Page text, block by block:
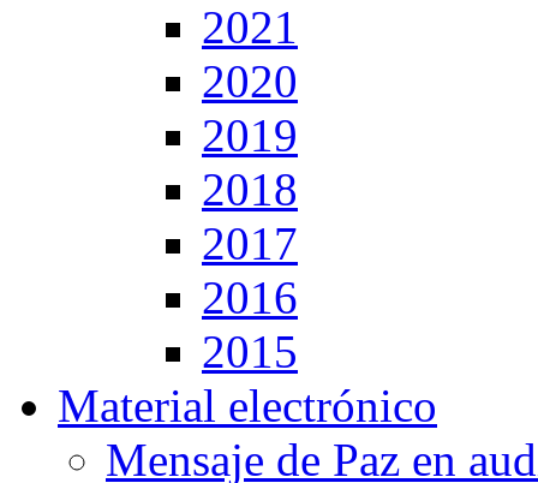
2021
2020
2019
2018
2017
2016
2015
Material electrónico
Mensaje de Paz en